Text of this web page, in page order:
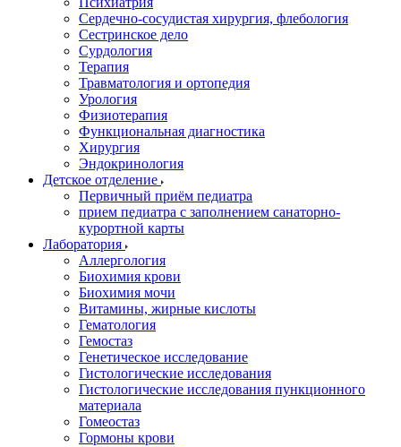
Сердечно-сосудистая хирургия, флебология
Сестринское дело
Сурдология
Терапия
Травматология и ортопедия
Урология
Физиотерапия
Функциональная диагностика
Хирургия
Эндокринология
Детское отделение
Первичный приём педиатра
прием педиатра с заполнением санаторно-
курортной карты
Лаборатория
Аллергология
Биохимия крови
Биохимия мочи
Витамины, жирные кислоты
Гематология
Гемостаз
Генетическое исследование
Гистологические исследования
Гистологические исследования пункционного
материала
Гомеостаз
Гормоны крови